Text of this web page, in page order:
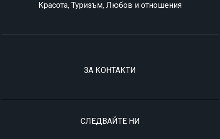
Красота, Туризъм, Любов и отношения
ЗА КОНТАКТИ
СЛЕДВАЙТЕ НИ